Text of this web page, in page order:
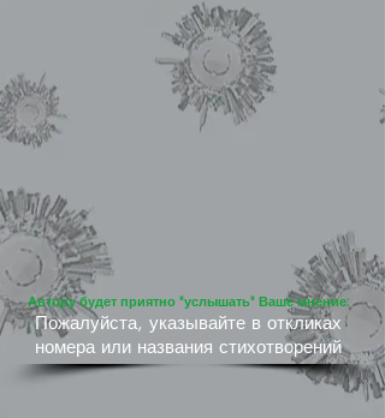
Автору будет приятно "услышать" Ваше мнение:
Пожалуйста, указывайте в откликах
номера или названия стихотворений